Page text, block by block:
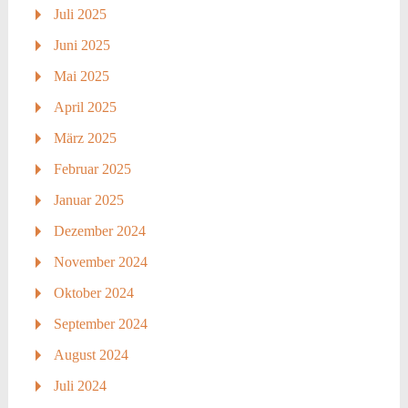
Juli 2025
Juni 2025
Mai 2025
April 2025
März 2025
Februar 2025
Januar 2025
Dezember 2024
November 2024
Oktober 2024
September 2024
August 2024
Juli 2024